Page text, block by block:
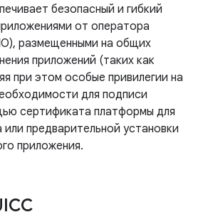
безопасный и гибкий
от оператора
размещенными на общих
приложений (таких как
при этом особые привилегии на
для подписи
сертификата платформы для
предварительной установки
приложения.